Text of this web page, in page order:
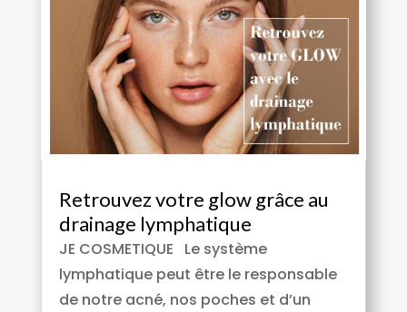
Retrouvez votre glow grâce au
drainage lymphatique
JE COSMETIQUE Le système
lymphatique peut être le responsable
de notre acné, nos poches et d’un